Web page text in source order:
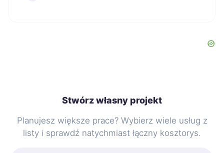
Stwórz własny projekt
Planujesz większe prace? Wybierz wiele usług z
listy i sprawdź natychmiast łączny kosztorys.